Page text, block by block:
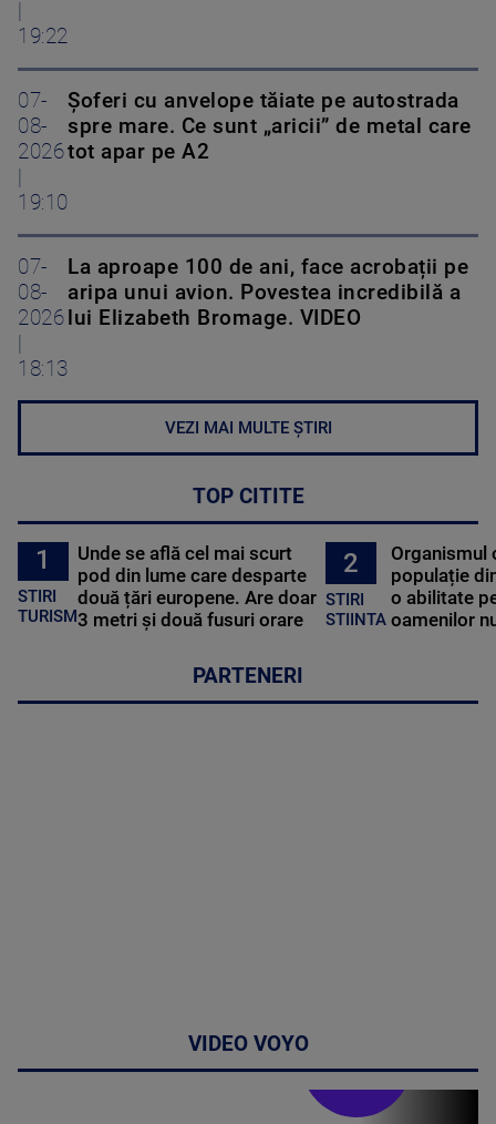
19:22
07-
08-
2026
19:10
Șoferi cu anvelope tăiate pe autostrada
spre mare. Ce sunt „aricii” de metal care
tot apar pe A2
07-
08-
2026
18:13
La aproape 100 de ani, face acrobații pe
aripa unui avion. Povestea incredibilă a
lui Elizabeth Bromage. VIDEO
VEZI MAI MULTE ȘTIRI
TOP CITITE
1
STIRI
TURISM
Unde se află cel mai scurt
pod din lume care desparte
două țări europene. Are doar
3 metri și două fusuri orare
2
STIRI
STIINTA
Organismul
populație
o abilitate
oamenilor
PARTENERI
VIDEO VOYO